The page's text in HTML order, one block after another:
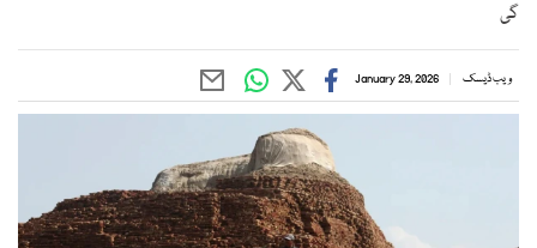
گی
ویب ڈیسک January 29, 2026